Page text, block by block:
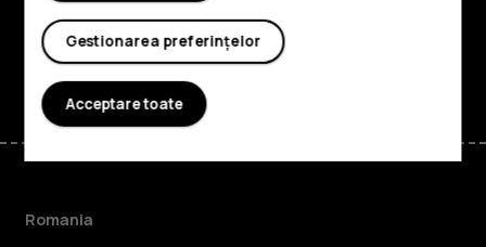
Asistență
FacebookInstagram
TiktokYoutubeLinkedin
Romania
Gestionarea preferințelor
Acceptare toate